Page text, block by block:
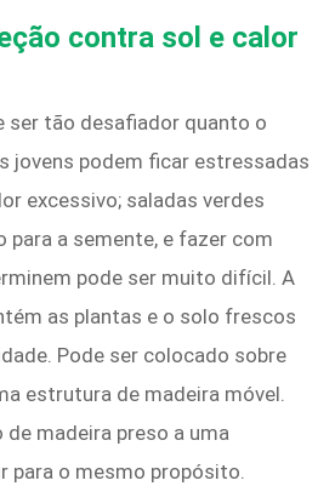
contra sol e calor
ser tão desafiador quanto o
jovens podem ficar estressadas
excessivo; saladas verdes
para a semente, e fazer com
pode ser muito difícil. A
as plantas e o solo frescos
Pode ser colocado sobre
estrutura de madeira móvel.
madeira preso a uma
para o mesmo propósito.